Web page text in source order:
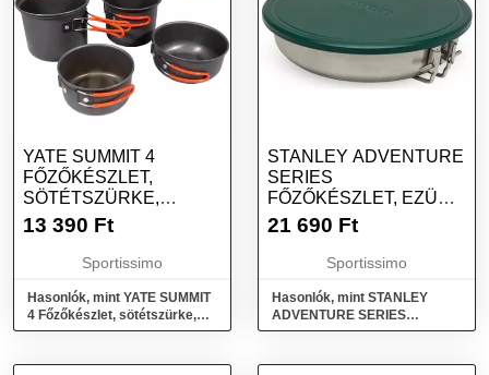
YATE SUMMIT 4
FŐZŐKÉSZLET,
SÖTÉTSZÜRKE,
MÉRET
13 390 Ft
Sportissimo
Hasonlók, mint YATE SUMMIT
4 Főzőkészlet, sötétszürke,
méret
STANLEY ADVENTURE
SERIES
FŐZŐKÉSZLET, EZÜST,
MÉRET
21 690 Ft
Sportissimo
Hasonlók, mint STANLEY
ADVENTURE SERIES
Főzőkészlet, ezüst, méret